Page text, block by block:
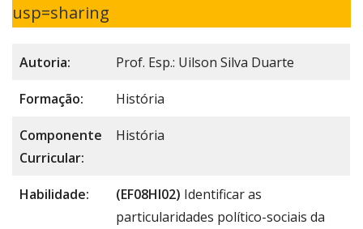
usp=sharing
Autoria: Prof. Esp.: Uilson Silva Duarte
Formação: História
Componente
Curricular:
História
Habilidade: (EF08HI02) Identificar as
particularidades político-sociais da